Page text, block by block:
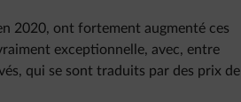
2020, ont fortement augmenté ces
exceptionnelle, avec, entre
qui se sont traduits par des prix de